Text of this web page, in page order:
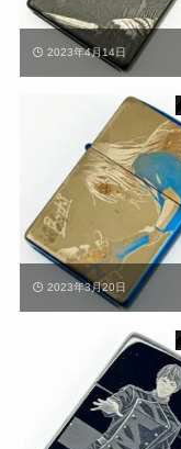
2023年4月14日
2023年3月20日